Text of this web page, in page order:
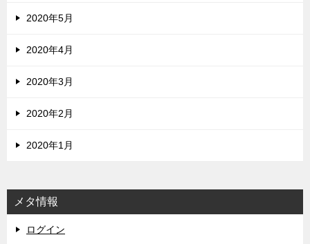
2020年5月
2020年4月
2020年3月
2020年2月
2020年1月
メタ情報
ログイン